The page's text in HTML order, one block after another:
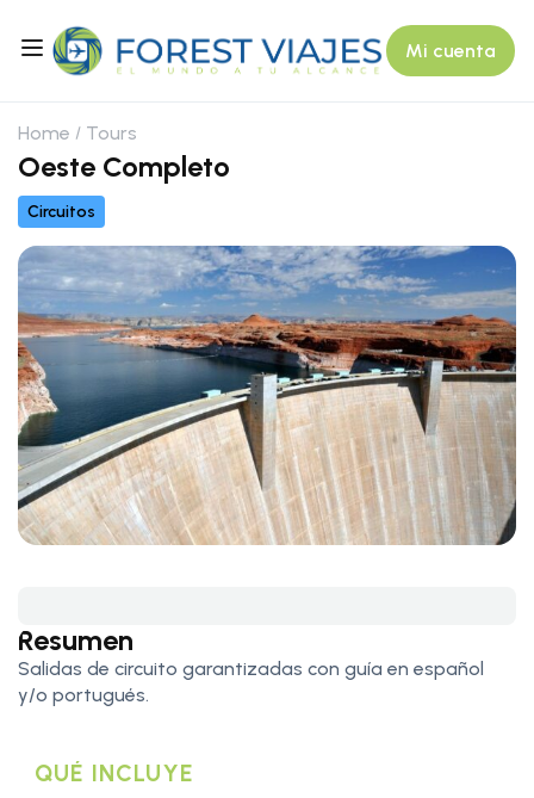
Mi cuenta
Home Tours
Oeste Completo
Circuitos
Resumen
Salidas de circuito garantizadas con guía en español
y/o portugués.
QUÉ INCLUYE